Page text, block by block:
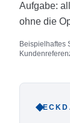
Aufgabe:
ohne die
Beispielhaftes